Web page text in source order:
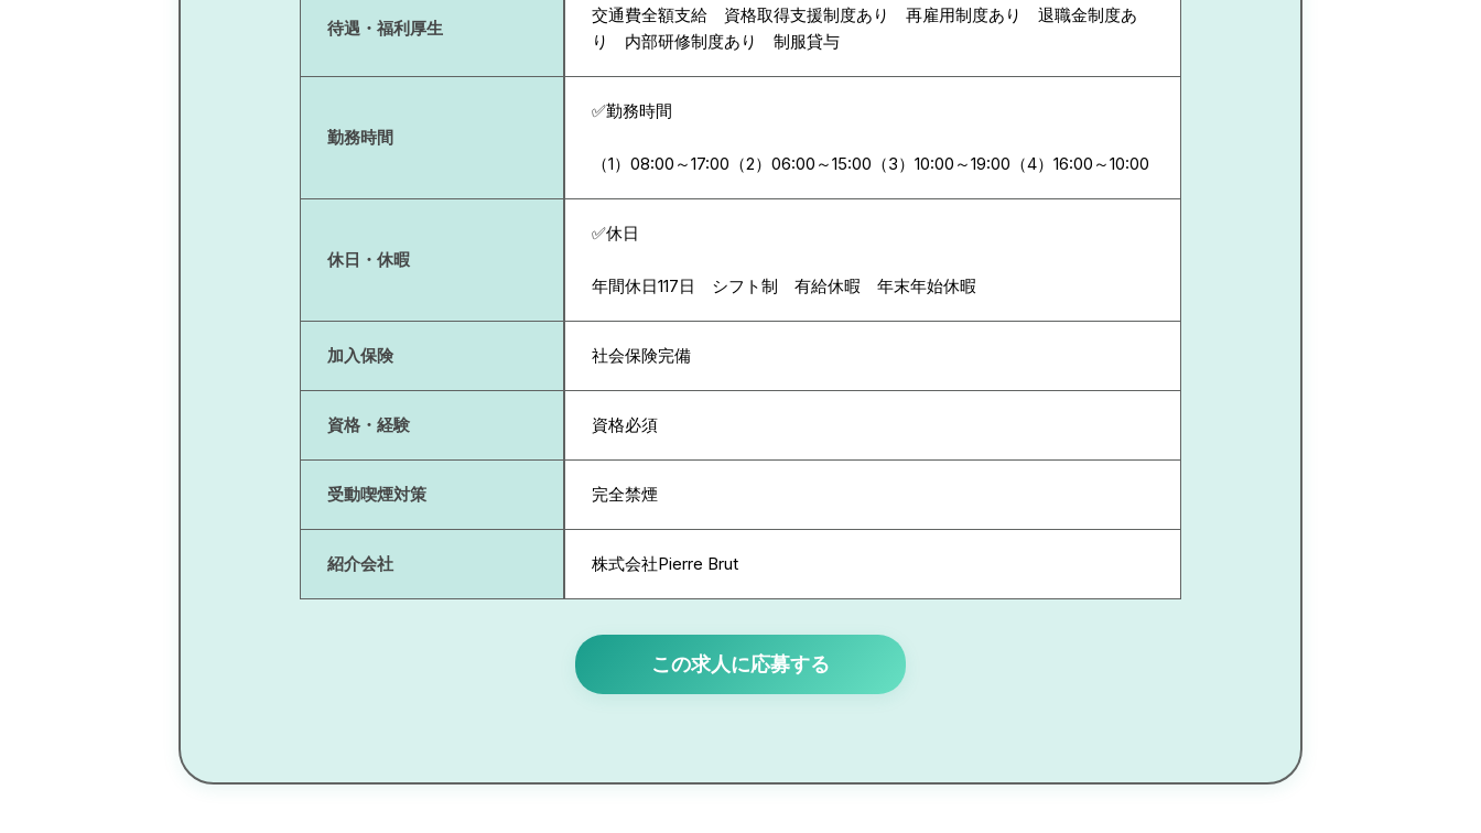
待遇・福利厚生
交通費全額支給 資格取得支援制度あり 再雇用制度あり 退職金制度あ
り 内部研修制度あり 制服貸与
勤務時間
✅勤務時間
（1）08:00～17:00（2）06:00～15:00（3）10:00～19:00（4）16:00～10:00
休日・休暇
✅休日
年間休日117日 シフト制 有給休暇 年末年始休暇
加入保険 社会保険完備
資格・経験 資格必須
受動喫煙対策 完全禁煙
紹介会社 株式会社Pierre Brut
この求人に応募する